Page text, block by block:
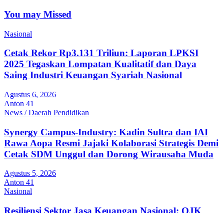
You may Missed
Nasional
Cetak Rekor Rp3.131 Triliun: Laporan LPKSI
2025 Tegaskan Lompatan Kualitatif dan Daya
Saing Industri Keuangan Syariah Nasional
Agustus 6, 2026
Anton 41
News / Daerah Pendidikan
Synergy Campus-Industry: Kadin Sultra dan IAI
Rawa Aopa Resmi Jajaki Kolaborasi Strategis Demi
Cetak SDM Unggul dan Dorong Wirausaha Muda
Agustus 5, 2026
Anton 41
Nasional
Resiliensi Sektor Jasa Keuangan Nasional: OJK